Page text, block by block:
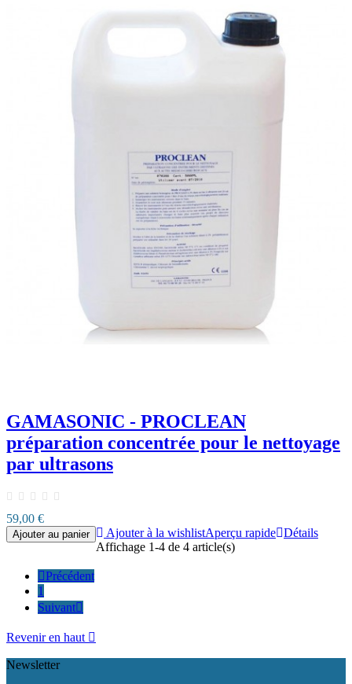
GAMASONIC - PROCLEAN
préparation concentrée pour le nettoyage
par ultrasons
59,00 €
Ajouter au panier Ajouter à la wishlistAperçu rapide Détails
Affichage 1-4 de 4 article(s)
Précédent
1
Suivant
Revenir en haut 
Newsletter